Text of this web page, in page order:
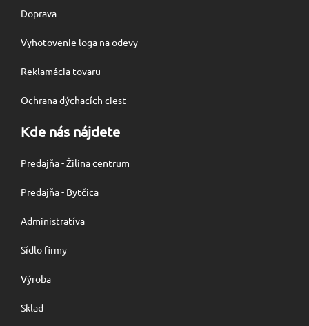
Doprava
Vyhotovenie loga na odevy
Reklamácia tovaru
Ochrana dýchacích ciest
Kde nás nájdete
Predajňa - Žilina centrum
Predajňa - Bytčica
Administratíva
Sídlo firmy
Výroba
Sklad